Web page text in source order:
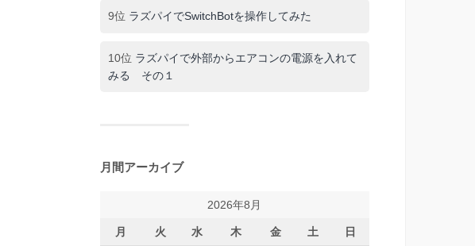
9位 ラズパイでSwitchBotを操作してみた
10位 ラズパイで外部からエアコンの電源を入れて
みる その１
月間アーカイブ
2026年8月
月 火 水 木 金 土 日